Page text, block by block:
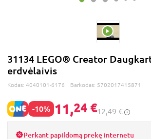
31134 LEGO® Creator
erdvėlaivis
Kodas: 4040101-6176 Barkodas: 5702017415871
-10% 11,24 €12,49 €
Perkant papildomą prekę internetu